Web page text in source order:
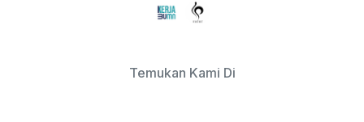
Temukan Kami Di